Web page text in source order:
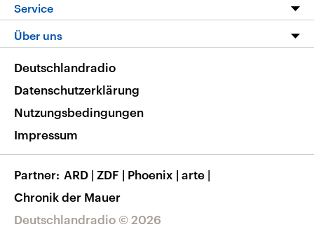
Nachrichtenleicht
Neue Beiträge auf dlf.de
Podcasts
Deutschlandfunk App
Nachrichten App
Frequenzen
Service
FAQ
Veranstaltungen
Musikliste
RSS
Über uns
Barrierefreiheit
Deutschlandradio © 2026
Deutschlandradio
Datenschutzerklärung
Nutzungsbedingungen
Impressum
Partner ARD | ZDF | Phoenix | arte |
Chronik der Mauer